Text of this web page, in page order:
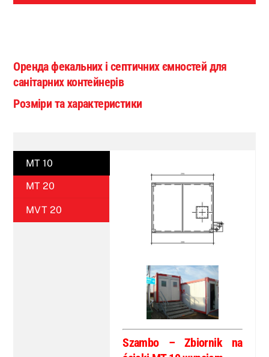
Оренда фекальних і септичних ємностей для
санітарних контейнерів
Розміри та характеристики
MT 10
MT 20
MVT 20
Szambo – Zbiornik na